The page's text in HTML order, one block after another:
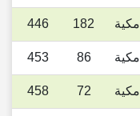
مكية 182
446
مكية 86
453
مكية 72
458